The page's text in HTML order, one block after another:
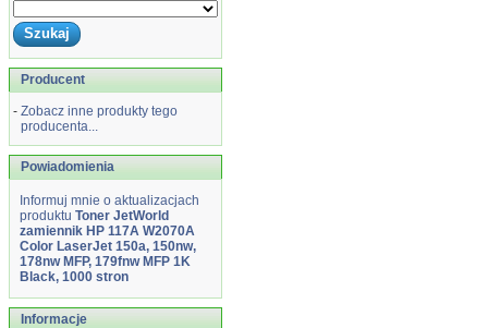
Producent
- Zobacz inne produkty tego
producenta...
Powiadomienia
Informuj mnie o aktualizacjach
produktu Toner JetWorld
zamiennik HP 117A W2070A
Color LaserJet 150a, 150nw,
178nw MFP, 179fnw MFP 1K
Black, 1000 stron
Informacje